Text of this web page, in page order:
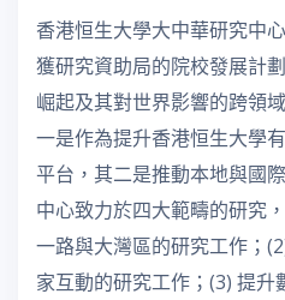
香港恒生大學大中華研究中
獲研究資助局的院校發展計
崛起及其對世界影響的跨領
一是作為提升香港恒生大學
平台，其二是推動本地與國
中心致力於四大範疇的研究
一路與大灣區的研究工作；
家互動的研究工作；(3) 提